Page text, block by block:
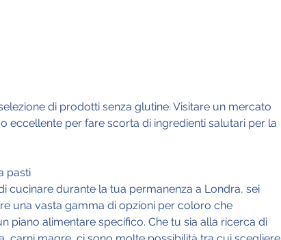
eccellente per fare scorta di ingredienti salutari per la
pasti
cucinare durante la tua permanenza a Londra, sei
una vasta gamma di opzioni per coloro che
piano alimentare specifico. Che tu sia alla ricerca di